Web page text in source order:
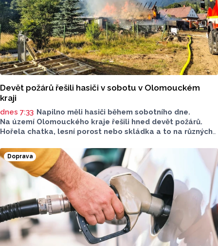
Devět požárů řešili hasiči v sobotu v Olomouckém
kraji
dnes 7:33 Napilno měli hasiči během sobotního dne.
Na území Olomouckého kraje řešili hned devět požárů.
Hořela chatka, lesní porost nebo skládka a to na různých
Doprava